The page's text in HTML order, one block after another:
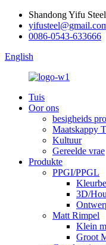
Shandong Yifu
0086-0543-633666
English
Tuis
Oor ons
besigheids
Maatskappy
Kultuur
Gereelde vrae
Produkte
PPGI/PPGL
3D/
Matt Rimpel
Klein
Groot